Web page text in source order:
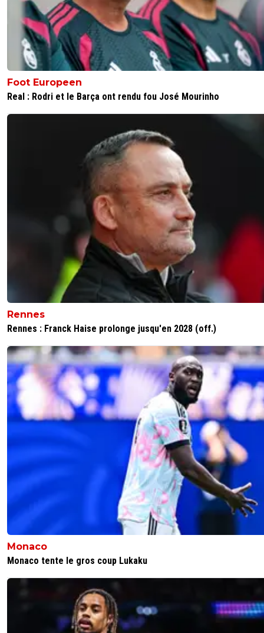
Foot Europeen
Real : Rodri et le Barça ont rendu fou José Mourinho
Rennes
Rennes : Franck Haise prolonge jusqu'en 2028 (off.)
Monaco
Monaco tente le gros coup Lukaku